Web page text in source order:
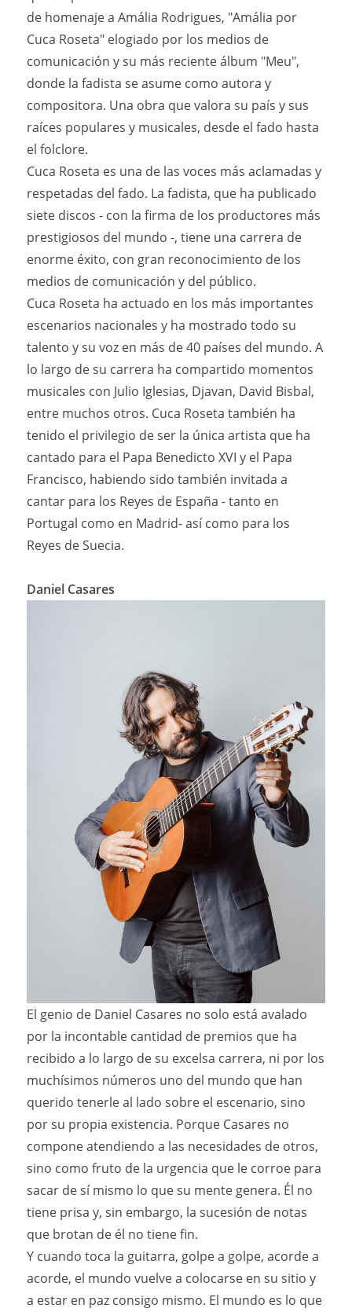
de homenaje a Amália Rodrigues, "Amália por
Cuca Roseta" elogiado por los medios de
comunicación y su más reciente álbum "Meu",
donde la fadista se asume como autora y
compositora. Una obra que valora su país y sus
raíces populares y musicales, desde el fado hasta
el folclore.
Cuca Roseta es una de las voces más aclamadas y
respetadas del fado. La fadista, que ha publicado
siete discos - con la firma de los productores más
prestigiosos del mundo -, tiene una carrera de
enorme éxito, con gran reconocimiento de los
medios de comunicación y del público.
Cuca Roseta ha actuado en los más importantes
escenarios nacionales y ha mostrado todo su
talento y su voz en más de 40 países del mundo. A
lo largo de su carrera ha compartido momentos
musicales con Julio Iglesias, Djavan, David Bisbal,
entre muchos otros. Cuca Roseta también ha
tenido el privilegio de ser la única artista que ha
cantado para el Papa Benedicto XVI y el Papa
Francisco, habiendo sido también invitada a
cantar para los Reyes de España - tanto en
Portugal como en Madrid- así como para los
Reyes de Suecia.
Daniel Casares
El genio de Daniel Casares no solo está avalado
por la incontable cantidad de premios que ha
recibido a lo largo de su excelsa carrera, ni por los
muchísimos números uno del mundo que han
querido tenerle al lado sobre el escenario, sino
por su propia existencia. Porque Casares no
compone atendiendo a las necesidades de otros,
sino como fruto de la urgencia que le corroe para
sacar de sí mismo lo que su mente genera. Él no
tiene prisa y, sin embargo, la sucesión de notas
que brotan de él no tiene fin.
Y cuando toca la guitarra, golpe a golpe, acorde a
acorde, el mundo vuelve a colocarse en su sitio y
a estar en paz consigo mismo. El mundo es lo que